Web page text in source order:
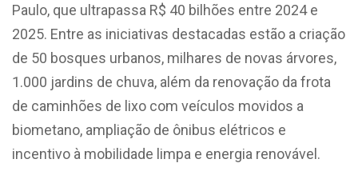
Paulo, que ultrapassa R$ 40 bilhões entre 2024 e
2025. Entre as iniciativas destacadas estão a criação
de 50 bosques urbanos, milhares de novas árvores,
1.000 jardins de chuva, além da renovação da frota
de caminhões de lixo com veículos movidos a
biometano, ampliação de ônibus elétricos e
incentivo à mobilidade limpa e energia renovável.